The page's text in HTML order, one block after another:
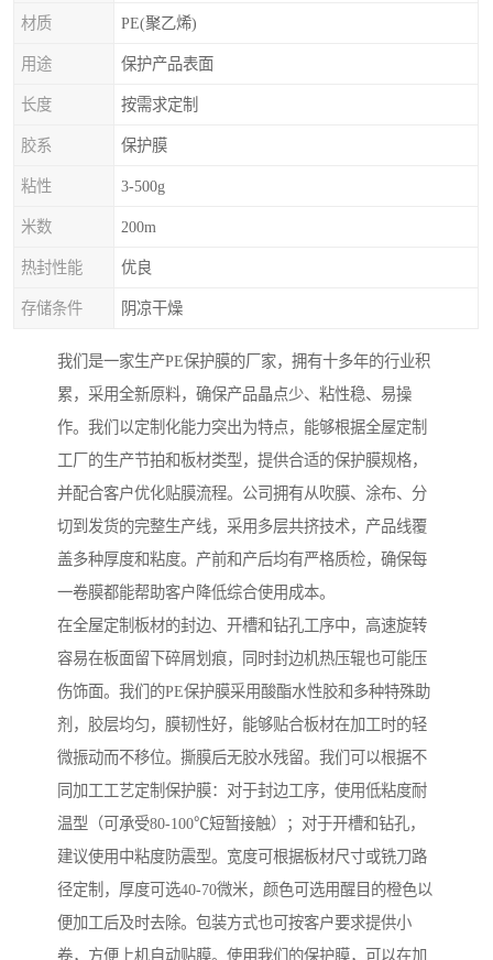
材质 PE(聚乙烯)
用途 保护产品表面
长度 按需求定制
胶系 保护膜
粘性 3-500g
米数 200m
热封性能 优良
存储条件 阴凉干燥
我们是一家生产PE保护膜的厂家，拥有十多年的行业积
累，采用全新原料，确保产品晶点少、粘性稳、易操
作。我们以定制化能力突出为特点，能够根据全屋定制
工厂的生产节拍和板材类型，提供合适的保护膜规格，
并配合客户优化贴膜流程。公司拥有从吹膜、涂布、分
切到发货的完整生产线，采用多层共挤技术，产品线覆
盖多种厚度和粘度。产前和产后均有严格质检，确保每
一卷膜都能帮助客户降低综合使用成本。
在全屋定制板材的封边、开槽和钻孔工序中，高速旋转
容易在板面留下碎屑划痕，同时封边机热压辊也可能压
伤饰面。我们的PE保护膜采用酸酯水性胶和多种特殊助
剂，胶层均匀，膜韧性好，能够贴合板材在加工时的轻
微振动而不移位。撕膜后无胶水残留。我们可以根据不
同加工工艺定制保护膜：对于封边工序，使用低粘度耐
温型（可承受80-100℃短暂接触）；对于开槽和钻孔，
建议使用中粘度防震型。宽度可根据板材尺寸或铣刀路
径定制，厚度可选40-70微米，颜色可选用醒目的橙色以
便加工后及时去除。包装方式也可按客户要求提供小
卷，方便上机自动贴膜。使用我们的保护膜，可以在加